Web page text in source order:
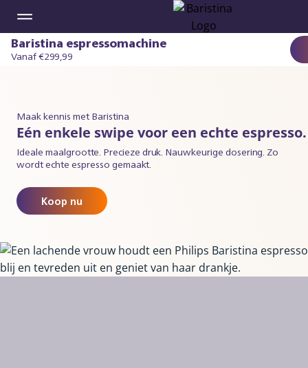
Baristina espressomachine
Vanaf €299,99
Maak kennis met Baristina
Eén enkele swipe voor een echte espresso.
Ideale maalgrootte. Precieze druk. Nauwkeurige dosering. Zo
wordt echte espresso gemaakt.
Koop nu